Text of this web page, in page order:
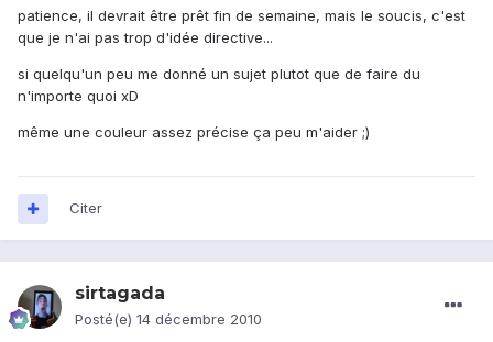
patience, il devrait être prêt fin de semaine, mais le soucis, c'est
que je n'ai pas trop d'idée directive...
si quelqu'un peu me donné un sujet plutot que de faire du
n'importe quoi xD
même une couleur assez précise ça peu m'aider ;)
Citer
sirtagada
Posté(e) 14 décembre 2010